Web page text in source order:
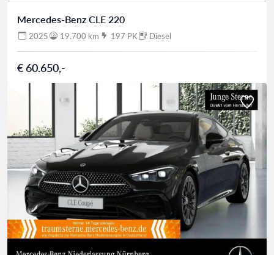
Mercedes-Benz CLE 220
2025 19.700 km 197 PK Diesel
€ 60.650,-